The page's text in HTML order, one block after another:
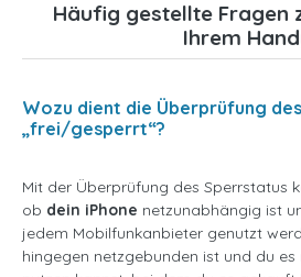
Häufig gestellte Fragen
Ihrem
Wozu dient die Überprüfung
„frei/gesperrt“?
Mit der Überprüfung des Sperrstatus
ob dein iPhone netzunabhängig ist
jedem Mobilfunkanbieter genutzt
hingegen netzgebunden ist und du